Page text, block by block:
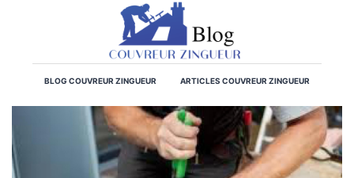
BLOG COUVREUR ZINGUEUR ARTICLES COUVREUR ZINGUEUR